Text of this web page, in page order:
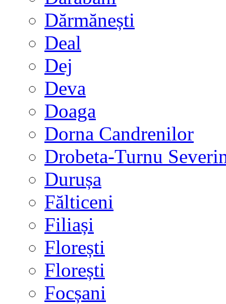
Dărmănești
Deal
Dej
Deva
Doaga
Dorna Candrenilor
Drobeta-Turnu
Durușa
Fălticeni
Filiași
Florești
Florești
Focșani